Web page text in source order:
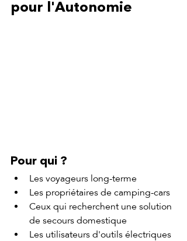
pour l'Autonomie
Pour qui ?
Les voyageurs long-terme
Les propriétaires de camping-cars
Ceux qui recherchent une solution
de secours domestique
Les utilisateurs d'outils électriques